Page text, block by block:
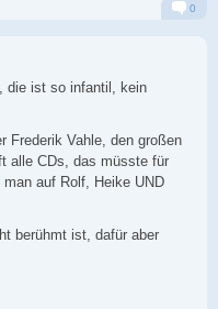
0
die ist so infantil, kein
Frederik Vahle, den großen
alle CDs, das müsste für
auf Rolf, Heike UND
berühmt ist, dafür aber